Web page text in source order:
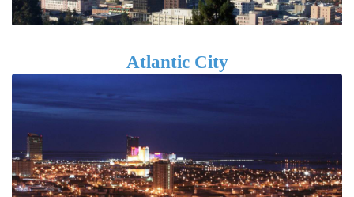
Atlantic City